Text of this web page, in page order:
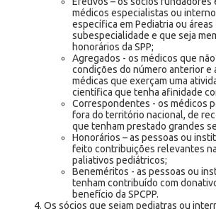
médicos especialistas ou
específica em Pediatria ou áreas
subespecialidade e que seja
honorários da SPP;
Agregados - os médicos que
condições do número anterior e
médicas que exerçam uma
científica que tenha afinidade
Correspondentes - os médicos
fora do território nacional, de
que tenham prestado grandes
Honorários – as pessoas ou
feito contribuições relevantes
paliativos pediátricos;
Beneméritos - as pessoas ou
tenham contribuído com
benefício da SPCPP.
Os sócios que sejam pediatras ou